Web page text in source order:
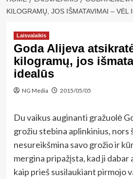
KILOGRAMŲ, JOS IŠMATAVIMAI – VĖL
Laisvalaikis
Goda Alijeva
kilogramų, jos
idealūs
NG Media 2015/05/05
Du vaikus auginanti gražuolė
grožiu stebina aplinkinius, nors
nesureikšmina savo grožio ir
mergina pripažįsta, kad ji
kaip prieš susilaukiant pirmojo